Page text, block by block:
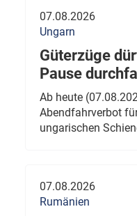
07.08.2026
Ungarn
Güterzüge
Pause
Ab heute
Abendfahrverbot
ungarischen
07.08.2026
Rumänien